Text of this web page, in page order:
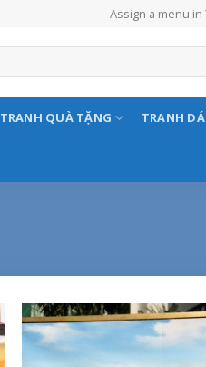
Assign a menu
TRANH QUÀ TẶNG TRANH